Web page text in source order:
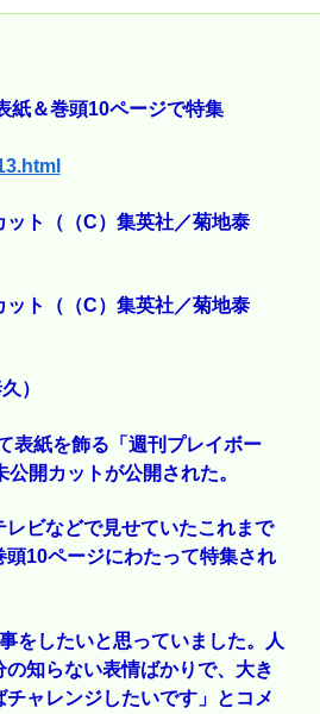
紙＆巻頭10ページで特集
ット（（C）集英社／菊地泰
ット（（C）集英社／菊地泰
）
表紙を飾る「週刊プレイボー
開カットが公開された。
ビなどで見せていたこれまで
10ページにわたって特集され
をしたいと思っていました。人
知らない表情ばかりで、大き
ャレンジしたいです」とコメ